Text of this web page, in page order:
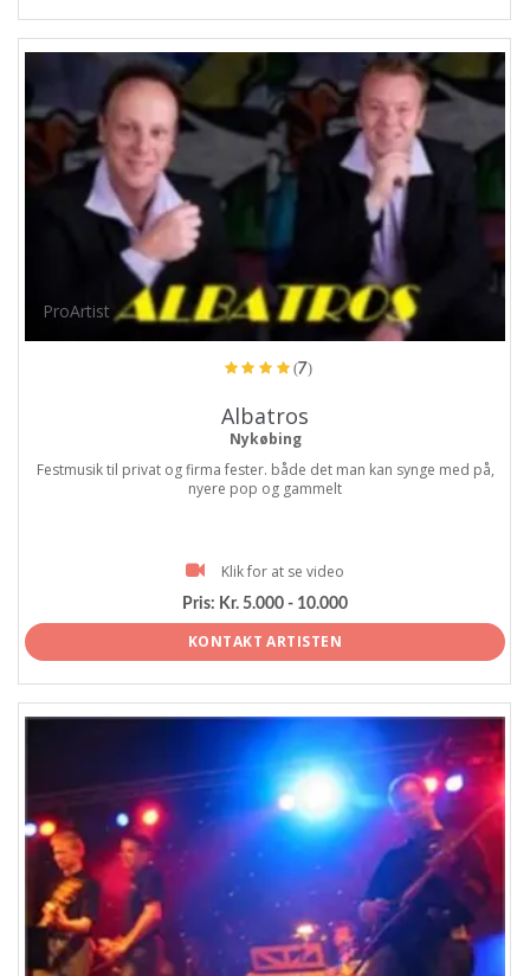
ProArtist
(7)
Albatros
Nykøbing
Festmusik til privat og firma fester. både det man kan synge med på,
nyere pop og gammelt
Klik for at se video
Pris: Kr. 5.000 - 10.000
KONTAKT ARTISTEN